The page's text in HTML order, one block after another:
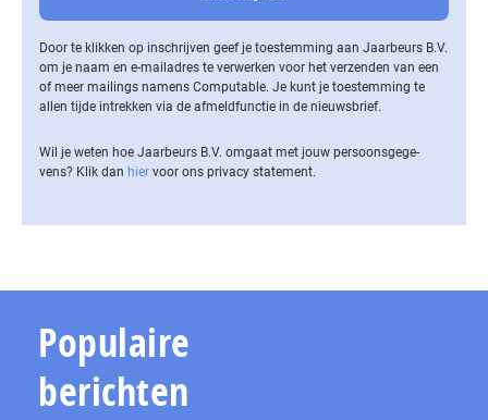
Door te klikken op inschrijven geef je toestemming aan Jaarbeurs B.V.
om je naam en e-mailadres te verwerken voor het verzenden van een
of meer mailings namens Computable. Je kunt je toestemming te
allen tijde intrekken via de af­meld­func­tie in de nieuwsbrief.
Wil je weten hoe Jaarbeurs B.V. omgaat met jouw per­soons­ge­ge­
vens? Klik dan hier voor ons privacy statement.
Populaire
berichten